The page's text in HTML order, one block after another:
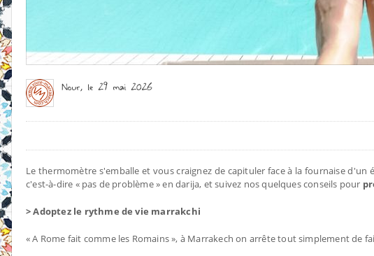
Le thermomètre s'emballe et vous craignez de capituler face à la fournaise
c'est-à-dire « pas de problème » en darija, et suivez nos quelques conseils pour
> Adoptez le rythme de vie marrakchi
« A Rome fait comme les Romains », à Marrakech on arrête tout simplement de